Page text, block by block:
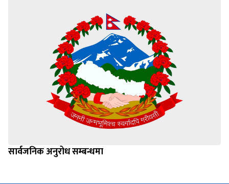
सार्वजनिक अनुरोध सम्बन्धमा